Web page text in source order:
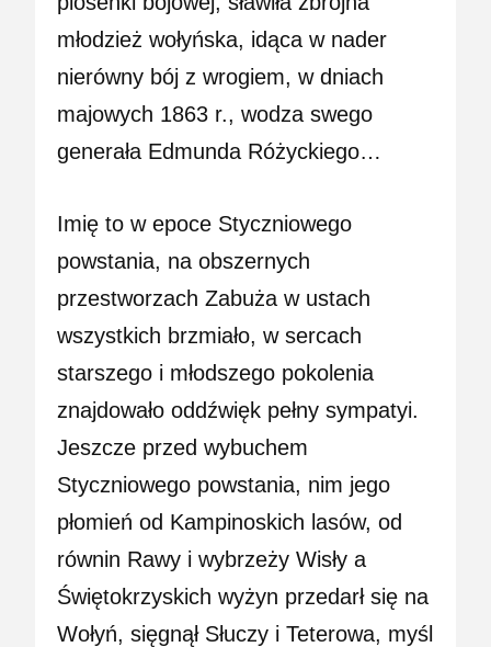
młodzież wołyńska, idąca w nader
nierówny bój z wrogiem, w dniach
majowych 1863 r., wodza swego
generała Edmunda Różyckiego…
Imię to w epoce Styczniowego
powstania, na obszernych
przestworzach Zabuża w ustach
wszystkich brzmiało, w sercach
starszego i młodszego pokolenia
znajdowało oddźwięk pełny sympatyi.
Jeszcze przed wybuchem
Styczniowego powstania, nim jego
płomień od Kampinoskich lasów, od
równin Rawy i wybrzeży Wisły a
Świętokrzyskich wyżyn przedarł się na
Wołyń, sięgnął Słuczy i Teterowa, myśl